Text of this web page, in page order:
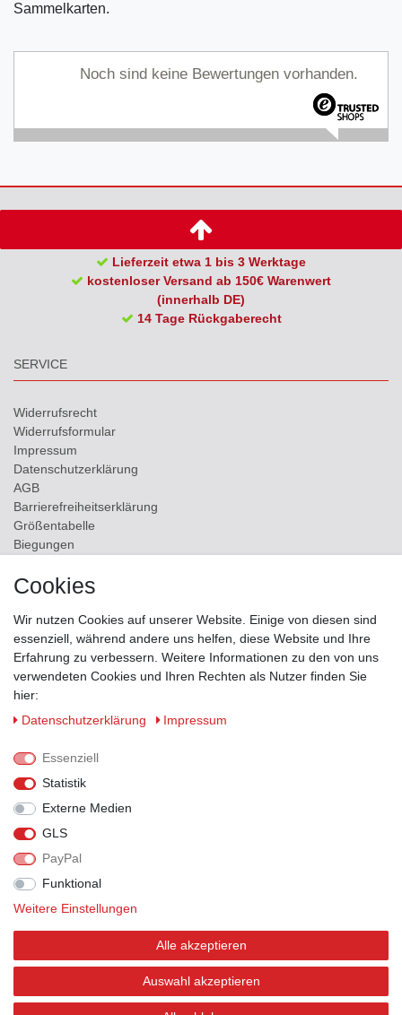
Sammelkarten.
Noch sind keine Bewertungen vorhanden.
Lieferzeit etwa 1 bis 3 Werktage
kostenloser Versand ab 150€ Warenwert
(innerhalb DE)
14 Tage Rückgaberecht
SERVICE
Widerrufs­recht
Widerrufs­formular
Impressum
Daten­schutz­erklärung
AGB
Barrierefreiheitserklärung
Größentabelle
Biegungen
Kontakt
ZAHLUNGSMÖGLICHKEITEN
VERSANDPARTNER
Cookies
Wir nutzen Cookies auf unserer Website. Einige von diesen sind
essenziell, während andere uns helfen, diese Website und Ihre
Erfahrung zu verbessern. Weitere Informationen zu den von uns
verwendeten Cookies und Ihren Rechten als Nutzer finden Sie
hier:
Daten­schutz­erklärung
Impressum
Essenziell
Statistik
Externe Medien
GLS
PayPal
Funktional
Weitere Einstellungen
Alle akzeptieren
Auswahl akzeptieren